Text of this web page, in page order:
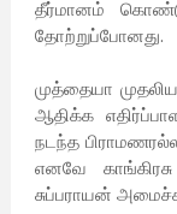
தீர்மானம்
தோற்றுப்போனது.
முத்தையா
ஆதிக்க
நடந்த
எனவே
சுப்பராயன்